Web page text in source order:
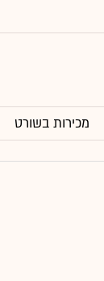
מכירות בשורט